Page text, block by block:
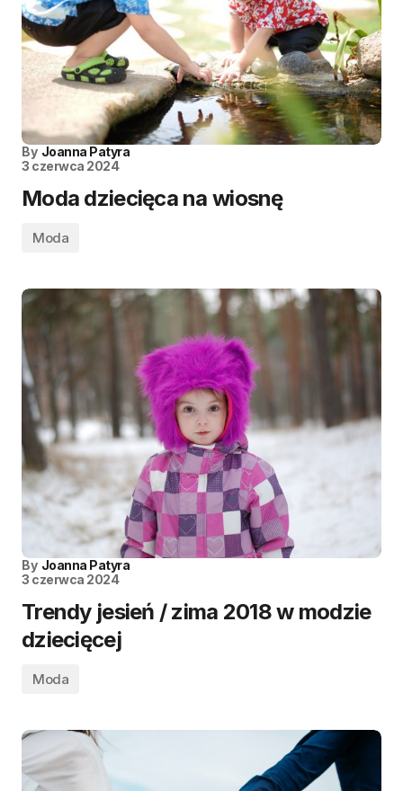
By Joanna Patyra
3 czerwca 2024
Moda dziecięca na wiosnę
Moda
By Joanna Patyra
3 czerwca 2024
Trendy jesień / zima 2018 w modzie
dziecięcej
Moda